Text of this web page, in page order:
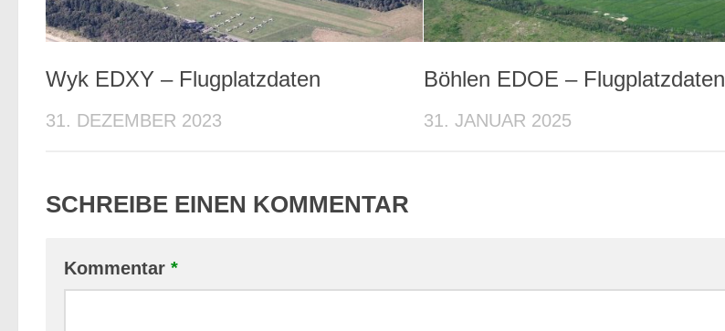
Wyk EDXY – Flugplatzdaten
31. DEZEMBER 2023
Böhlen EDOE – Flugplatzdaten
31. JANUAR 2025
SCHREIBE EINEN KOMMENTAR
Kommentar *